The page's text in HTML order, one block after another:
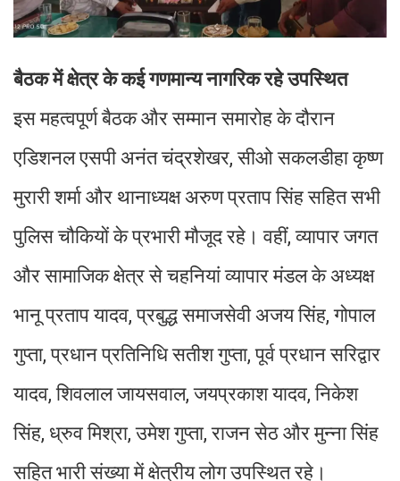
बैठक में क्षेत्र के कई गणमान्य नागरिक रहे उपस्थित
इस महत्वपूर्ण बैठक और सम्मान समारोह के दौरान
एडिशनल एसपी अनंत चंद्रशेखर, सीओ सकलडीहा कृष्ण
मुरारी शर्मा और थानाध्यक्ष अरुण प्रताप सिंह सहित सभी
पुलिस चौकियों के प्रभारी मौजूद रहे। वहीं, व्यापार जगत
और सामाजिक क्षेत्र से चहनियां व्यापार मंडल के अध्यक्ष
भानू प्रताप यादव, प्रबुद्ध समाजसेवी अजय सिंह, गोपाल
गुप्ता, प्रधान प्रतिनिधि सतीश गुप्ता, पूर्व प्रधान सरिद्वार
यादव, शिवलाल जायसवाल, जयप्रकाश यादव, निकेश
सिंह, ध्रुव मिश्रा, उमेश गुप्ता, राजन सेठ और मुन्ना सिंह
सहित भारी संख्या में क्षेत्रीय लोग उपस्थित रहे।